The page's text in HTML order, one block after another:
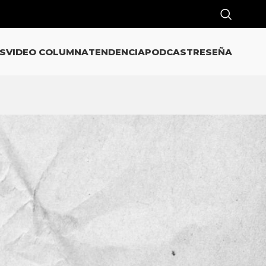
VIDEO COLUMNATENDENCIAPODCASTRESEÑA